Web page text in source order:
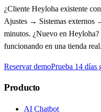
¿Cliente Heyloha existente
Ajustes → Sistemas externos
minutos. ¿Nuevo en
funcionando en una tienda real.
Reservar demoPrueba 14 días
Producto
AI Chatbot